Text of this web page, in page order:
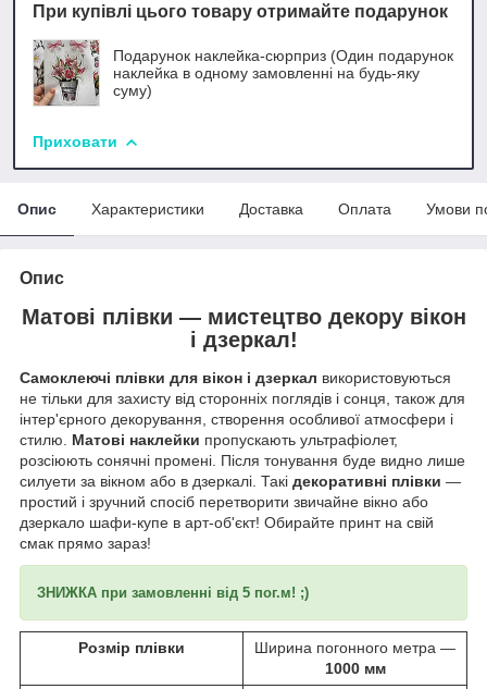
При купівлі цього товару отримайте подарунок
Подарунок наклейка-сюрприз (Один подарунок
наклейка в одному замовленні на будь-яку
суму)
Приховати
Опис Характеристики Доставка Оплата Умови
Опис
Матові плівки — мистецтво декору вікон
і дзеркал!
Самоклеючі плівки для вікон і дзеркал використовуються
не тільки для захисту від сторонніх поглядів і сонця, також для
інтер'єрного декорування, створення особливої атмосфери і
стилю. Матові наклейки пропускають ультрафіолет,
розсіюють сонячні промені. Після тонування буде видно лише
силуети за вікном або в дзеркалі. Такі декоративні плівки ―
простий і зручний спосіб перетворити звичайне вікно або
дзеркало шафи-купе в арт-об'єкт! Обирайте принт на свій
смак прямо зараз!
ЗНИЖКА при замовленні від 5 пог.м! ;)
Розмір плівки
Ширина погонного метра —
1000 мм